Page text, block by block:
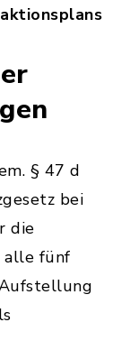
§ 47 d
bei
die
alle fünf